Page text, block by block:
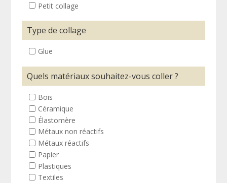
Petit collage
Type de collage
Glue
Quels matériaux souhaitez-vous coller ?
Bois
Céramique
Élastomère
Métaux non réactifs
Métaux réactifs
Papier
Plastiques
Textiles